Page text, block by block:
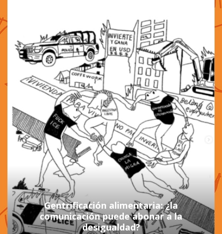
Gentrificación alimentaria: ¿la
comunicación puede abonar a la
desigualdad?